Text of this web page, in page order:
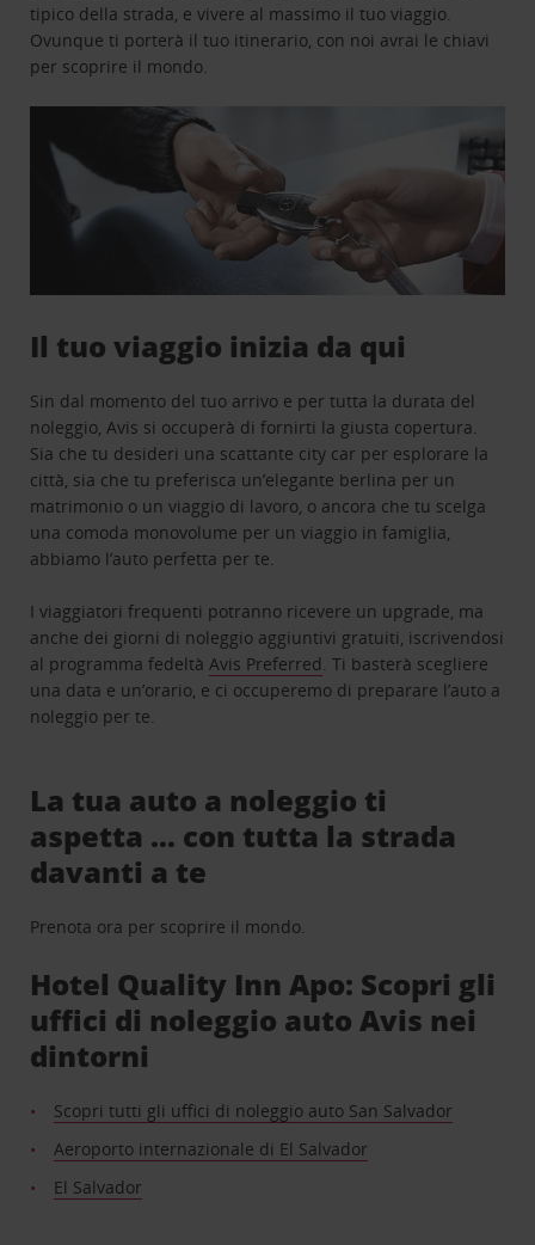
tipico della strada, e vivere al massimo il tuo viaggio.
Ovunque ti porterà il tuo itinerario, con noi avrai le chiavi
per scoprire il mondo.
Il tuo viaggio inizia da qui
Sin dal momento del tuo arrivo e per tutta la durata del
noleggio, Avis si occuperà di fornirti la giusta copertura.
Sia che tu desideri una scattante city car per esplorare la
città, sia che tu preferisca un’elegante berlina per un
matrimonio o un viaggio di lavoro, o ancora che tu scelga
una comoda monovolume per un viaggio in famiglia,
abbiamo l’auto perfetta per te.
I viaggiatori frequenti potranno ricevere un upgrade, ma
anche dei giorni di noleggio aggiuntivi gratuiti, iscrivendosi
al programma fedeltàAvis Preferred. Ti basterà scegliere
una data e un’orario, e ci occuperemo di preparare l’auto a
noleggio per te.
La tua auto a noleggio ti
aspetta … con tutta la strada
davanti a te
Prenota ora per scoprire il mondo.
Hotel Quality Inn Apo: Scopri gli
uffici di noleggio auto Avis nei
dintorni
Scopri tutti gli uffici di noleggio auto San Salvador
Aeroporto internazionale di El Salvador
El Salvador